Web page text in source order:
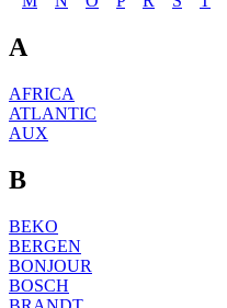
A
AFRICA
ATLANTIC
AUX
B
BEKO
BERGEN
BONJOUR
BOSCH